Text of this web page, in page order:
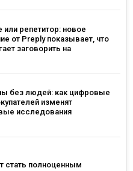
репетитор: новое
от Preply показывает, что
заговорить на
без людей: как цифровые
изменят
исследования
стать полноценным